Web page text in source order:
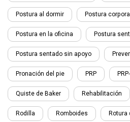
Postura al dormir Postura corporal
Postura en la oficina Postura
Postura sentado sin apoyo
Pronación del pie PRP
Quiste de Baker Rehabilitación
Rodilla Romboides Rotura